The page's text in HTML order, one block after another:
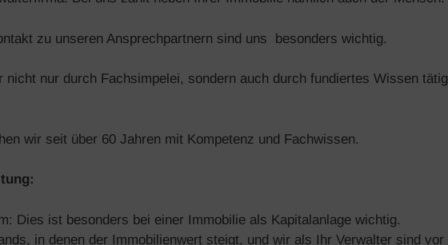
zu unseren Ansprechpartnern sind uns besonders wichtig.
nur durch Fachsimpelei, sondern auch durch fundiertes Wissen tätig
wir seit über 60 Jahren mit Kompetenz und Fachwissen.
Dies ist besonders bei einer Immobilie als Kapitalanlage wichtig.
in denen der Immobilienwert steigt, und wir als Ihr Verwalter sind vor